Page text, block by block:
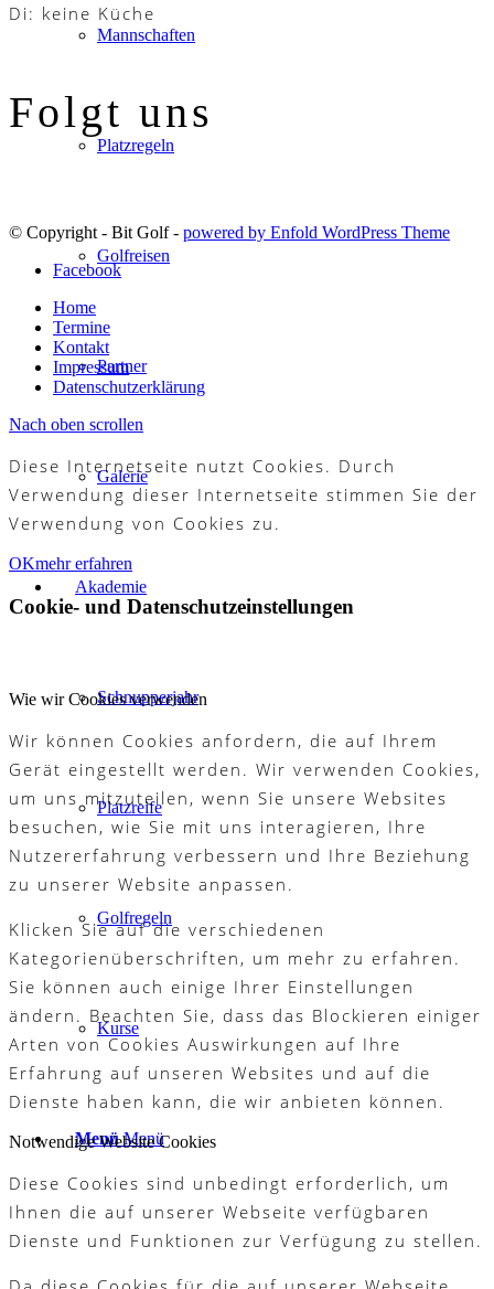
Mannschaften
Platzregeln
Golfreisen
Partner
Galerie
Akademie
Schnupperjahr
Platzreife
Golfregeln
Kurse
Menü Menü
Di: keine Küche
Folgt uns
© Copyright - Bit Golf - powered by Enfold WordPress Theme
Facebook
Home
Termine
Kontakt
Impressum
Datenschutzerklärung
Nach oben scrollen
Diese Internetseite nutzt Cookies. Durch
Verwendung dieser Internetseite stimmen Sie der
Verwendung von Cookies zu.
OKmehr erfahren
Cookie- und Datenschutzeinstellungen
Wie wir Cookies verwenden
Wir können Cookies anfordern, die auf Ihrem
Gerät eingestellt werden. Wir verwenden Cookies,
um uns mitzuteilen, wenn Sie unsere Websites
besuchen, wie Sie mit uns interagieren, Ihre
Nutzererfahrung verbessern und Ihre Beziehung
zu unserer Website anpassen.
Klicken Sie auf die verschiedenen
Kategorienüberschriften, um mehr zu erfahren.
Sie können auch einige Ihrer Einstellungen
ändern. Beachten Sie, dass das Blockieren einiger
Arten von Cookies Auswirkungen auf Ihre
Erfahrung auf unseren Websites und auf die
Dienste haben kann, die wir anbieten können.
Notwendige Website Cookies
Diese Cookies sind unbedingt erforderlich, um
Ihnen die auf unserer Webseite verfügbaren
Dienste und Funktionen zur Verfügung zu stellen.